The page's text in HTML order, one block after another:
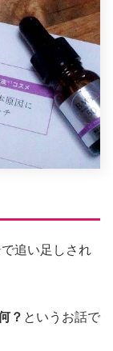
追い足しされ
？ というお話で